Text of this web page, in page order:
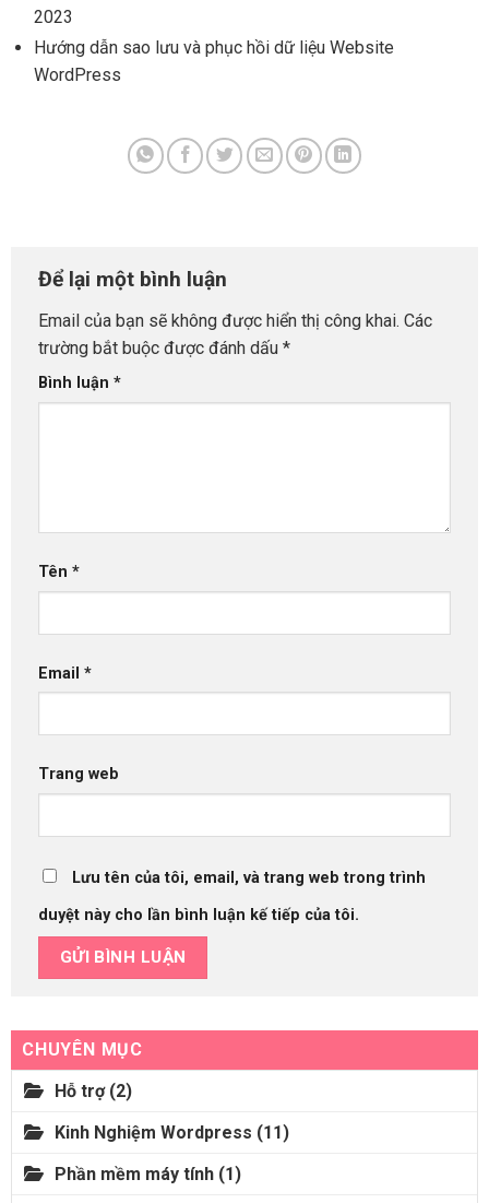
2023
Hướng dẫn sao lưu và phục hồi dữ liệu Website
WordPress
Để lại một bình luận
Email của bạn sẽ không được hiển thị công khai. Các
trường bắt buộc được đánh dấu *
Bình luận *
Tên *
Email *
Trang web
Lưu tên của tôi, email, và trang web trong trình
duyệt này cho lần bình luận kế tiếp của tôi.
CHUYÊN MỤC
Hỗ trợ(2)
Kinh Nghiệm Wordpress (11)
Phần mềm máy tính (1)